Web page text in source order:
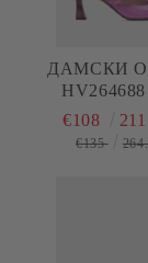
ДАМСКИ
€108
€135